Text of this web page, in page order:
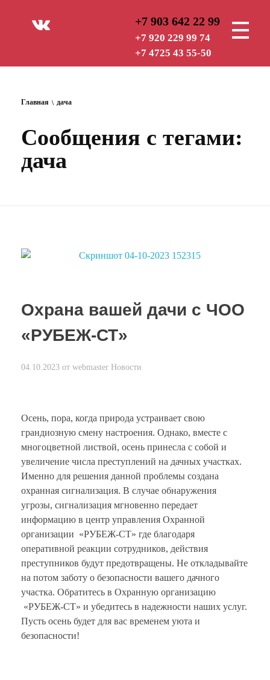
+7 903 642 22 99
+7 920 229 99 74
+7 4725 43 55-50
Главная дача
Сообщения с тегами:
дача
Охрана вашей дачи с ЧОО
«РУБЕЖ-СТ»
04.10.2023 от webmaster Новости
Осень, пора, когда природа устраивает свою
грандиозную смену настроения. Однако, вместе с
многоцветной листвой, осень принесла с собой и
увеличение числа преступлений на дачных участках.
Именно для решения данной проблемы создана
охранная сигнализация. В случае обнаружения
угрозы, сигнализация мгновенно передает
информацию в центр управления Охранной
организации «РУБЕЖ-СТ» где благодаря
оперативной реакции сотрудников, действия
преступников будут предотвращены. Не откладывайте
на потом заботу о безопасности вашего дачного
участка. Обратитесь в Охранную организацию
«РУБЕЖ-СТ» и убедитесь в надежности наших услуг.
Пусть осень будет для вас временем уюта и
безопасности!